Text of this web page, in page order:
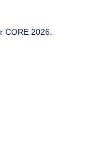
CORE 2026.